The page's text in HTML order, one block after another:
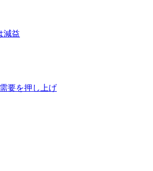
減益
要を押し上げ